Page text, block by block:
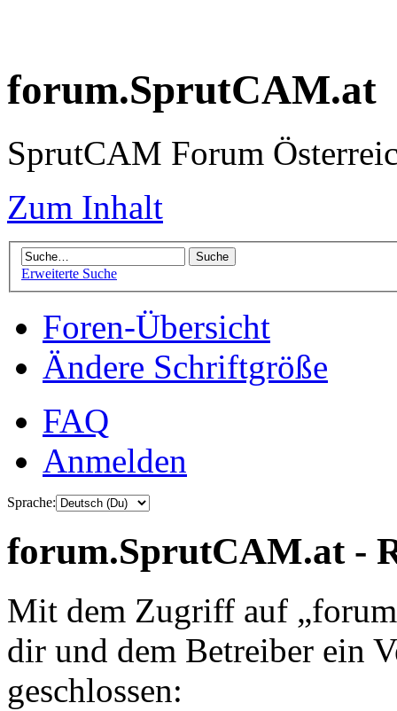
forum.SprutCAM.at
SprutCAM Forum
Zum Inhalt
Erweiterte Suche
Foren-Übersicht
Ändere Schriftgröße
FAQ
Anmelden
Sprache:
forum.SprutCAM.at -
Mit dem Zugriff auf
dir und dem Betreiber ein
geschlossen: